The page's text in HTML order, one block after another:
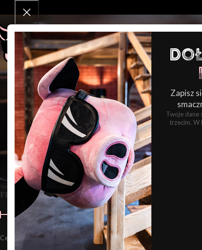
Zapisz
Twoje dane
trzecim. W
ACCESSORIES
3 Products
FILTER BY PRICE
FILTRUJ
Cena: $80 —$600